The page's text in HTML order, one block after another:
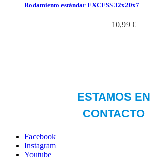
Rodamiento estándar EXCESS 32x20x7
10,99 €
Facebook
Instagram
Youtube